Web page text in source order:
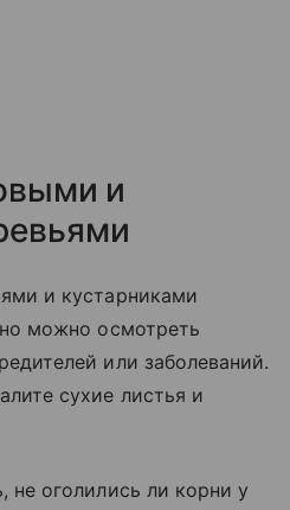
и
и кустарниками
можно осмотреть
или заболеваний.
сухие листья и
не оголились ли корни у